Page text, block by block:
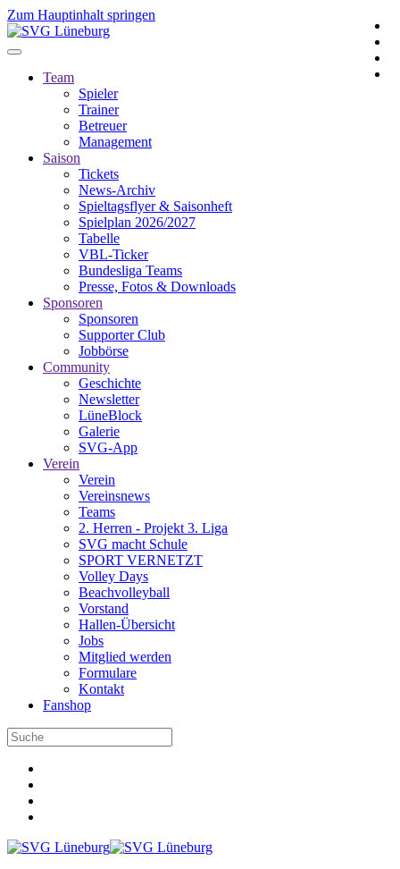
Zum Hauptinhalt springen
Team
Spieler
Trainer
Betreuer
Management
Saison
Tickets
News-Archiv
Spieltagsflyer & Saisonheft
Spielplan 2026/2027
Tabelle
VBL-Ticker
Bundesliga Teams
Presse, Fotos & Downloads
Sponsoren
Sponsoren
Supporter Club
Jobbörse
Community
Geschichte
Newsletter
LüneBlock
Galerie
SVG-App
Verein
Verein
Vereinsnews
Teams
2. Herren - Projekt 3. Liga
SVG macht Schule
SPORT VERNETZT
Volley Days
Beachvolleyball
Vorstand
Hallen-Übersicht
Jobs
Mitglied werden
Formulare
Kontakt
Fanshop